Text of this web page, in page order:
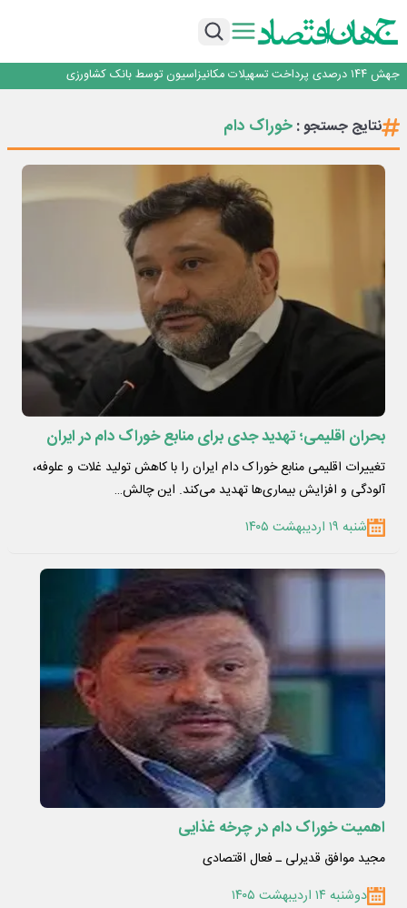
مشتریان
هوش مصنوعی سرکش در متا هم جنجال به پا کرد
جهش ۱۴۴ درصدی پرداخت تسهیلات مکانیزاسیون توسط بانک کشاورزی
در سرتاسر استان
اجرای برنامه تحول بانک با تمرکز بر منابع پایدار، درآمدهای کارمزدی و بازسازی اعتماد
مشتریان
هوش مصنوعی سرکش در متا هم جنجال به پا کرد
نتایج جستجو :خوراک دام
بحران اقلیمی؛ تهدید جدی برای منابع خوراک دام در ایران
تغییرات اقلیمی منابع خوراک دام ایران را با کاهش تولید غلات و علوفه،
آلودگی و افزایش بیماری‌ها تهدید می‌کند. این چالش…
شنبه ۱۹ اردیبهشت ۱۴۰۵
اهمیت خوراک دام در چرخه غذایی
مجید موافق قدیرلی ـ فعال اقتصادی
دوشنبه ۱۴ اردیبهشت ۱۴۰۵